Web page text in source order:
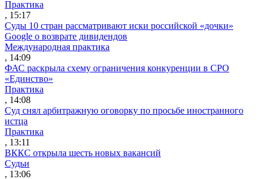
Практика
, 15:17
Суды 10 стран рассматривают иски российской «дочки»
Google о возврате дивидендов
Международная практика
, 14:09
ФАС раскрыла схему ограничения конкуренции в СРО
«Единство»
Практика
, 14:08
Суд снял арбитражную оговорку по просьбе иностранного
истца
Практика
, 13:11
ВККС открыла шесть новых вакансий
Судьи
, 13:06